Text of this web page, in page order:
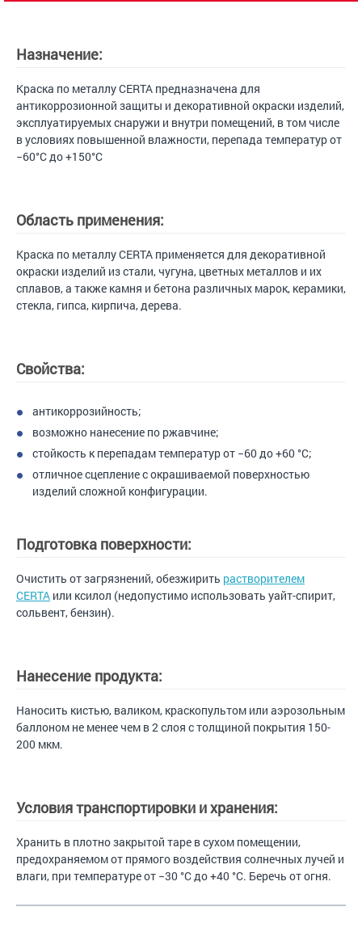
Назначение:
Краска по металлу CERTA предназначена для
антикоррозионной защиты и декоративной окраски изделий,
эксплуатируемых снаружи и внутри помещений, в том числе
в условиях повышенной влажности, перепада температур от
−60°С до +150°С
Область применения:
Краска по металлу CERTA применяется для декоративной
окраски изделий из стали, чугуна, цветных металлов и их
сплавов, а также камня и бетона различных марок, керамики,
стекла, гипса, кирпича, дерева.
Свойства:
антикоррозийность;
возможно нанесение по ржавчине;
стойкость к перепадам температур от −60 до +60 °С;
отличное сцепление с окрашиваемой поверхностью
изделий сложной конфигурации.
Подготовка поверхности:
Очистить от загрязнений, обезжирить растворителем
CERTA или ксилол (недопустимо использовать уайт-спирит,
сольвент, бензин).
Нанесение продукта:
Наносить кистью, валиком, краскопультом или аэрозольным
баллоном не менее чем в 2 слоя с толщиной покрытия 150-
200 мкм.
Условия транспортировки и хранения:
Хранить в плотно закрытой таре в сухом помещении,
предохраняемом от прямого воздействия солнечных лучей и
влаги, при температуре от −30 °С до +40 °С. Беречь от огня.